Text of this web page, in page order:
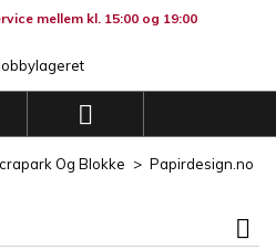
mellem kl. 15:00 og 19:00

Og Blokke
Papirdesign.no
((modalDeleteText))
at gemme produkter på din